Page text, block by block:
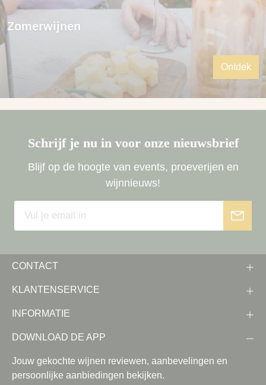
Zomerwijnen
Ontdek
Schrijf je nu in voor onze nieuwsbrief
Blijf op de hoogte van events, proeverijen en
wijnnieuws!
CONTACT
KLANTENSERVICE
INFORMATIE
DOWNLOAD DE APP
Jouw gekochte wijnen reviewen, aanbevelingen en
persoonlijke aanbiedingen bekijken.